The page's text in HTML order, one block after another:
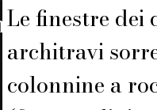
Le finestre
architravi
colonnine a